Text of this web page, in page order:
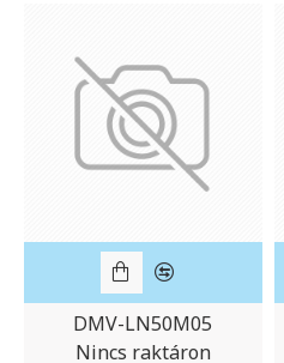
DMV-LN50M05
Nincs raktáron